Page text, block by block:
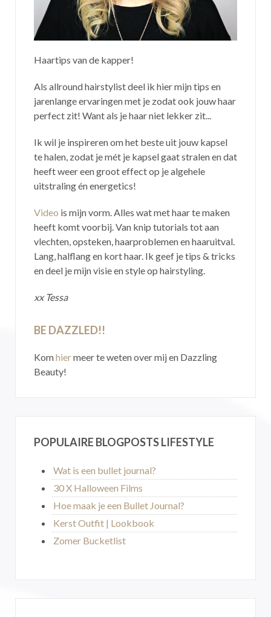
Haartips van de kapper!
Als allround hairstylist deel ik hier mijn tips en
jarenlange ervaringen met je zodat ook jouw haar
perfect zit! Want als je haar niet lekker zit...
Ik wil je inspireren om het beste uit jouw kapsel
te halen, zodat je mét je kapsel gaat stralen en dat
heeft weer een groot effect op je algehele
uitstraling én energetics!
Video is mijn vorm. Alles wat met haar te maken
heeft komt voorbij. Van knip tutorials tot aan
vlechten, opsteken, haarproblemen en haaruitval.
Lang, halflang en kort haar. Ik geef je tips & tricks
en deel je mijn visie en style op hairstyling.
xx Tessa
BE DAZZLED!!
Komhiermeer te weten over mij en Dazzling
Beauty!
POPULAIRE BLOGPOSTS LIFESTYLE
Wat is een bullet journal?
30 X Halloween Films
Hoe maak je een Bullet Journal?
Kerst Outfit | Lookbook
Zomer Bucketlist